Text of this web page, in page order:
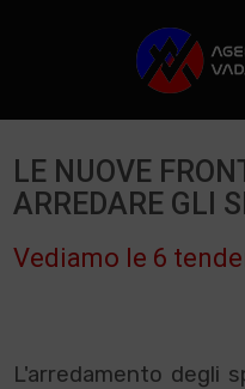
LE NUOVE
ARREDARE GLI
Vediamo le 6
L'arredamento degli